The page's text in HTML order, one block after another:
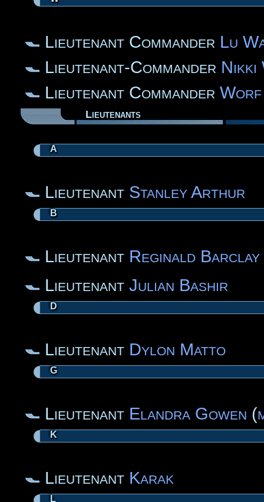
Lieutenant Commander Lu
Lieutenant-Commander Nikki
Lieutenant Commander Worf
Lieutenants
A
Lieutenant Stanley Arthur
B
Lieutenant Reginald Barclay
Lieutenant Julian Bashir
D
Lieutenant Dylon Matto
G
Lieutenant Elandra Gowen (
K
Lieutenant Karak
L